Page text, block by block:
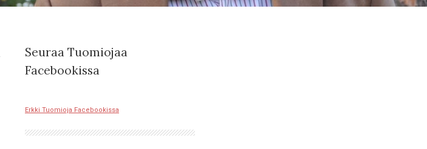
Seuraa Tuomiojaa
Facebookissa
Erkki Tuomioja Facebookissa